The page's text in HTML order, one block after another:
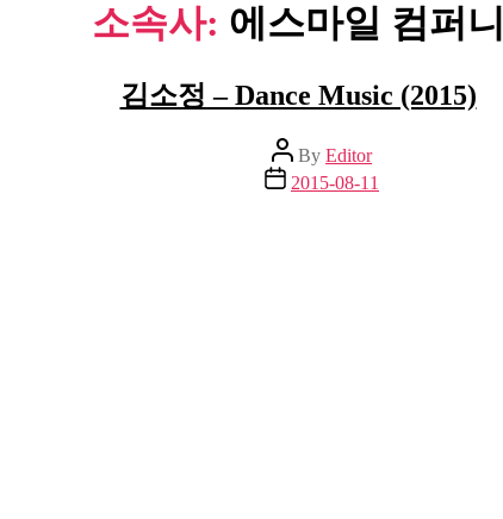
소속사: 에스마일 컴퍼니
김소정 – Dance Music (2015)
Post
author
By Editor
Post
date
2015-08-11